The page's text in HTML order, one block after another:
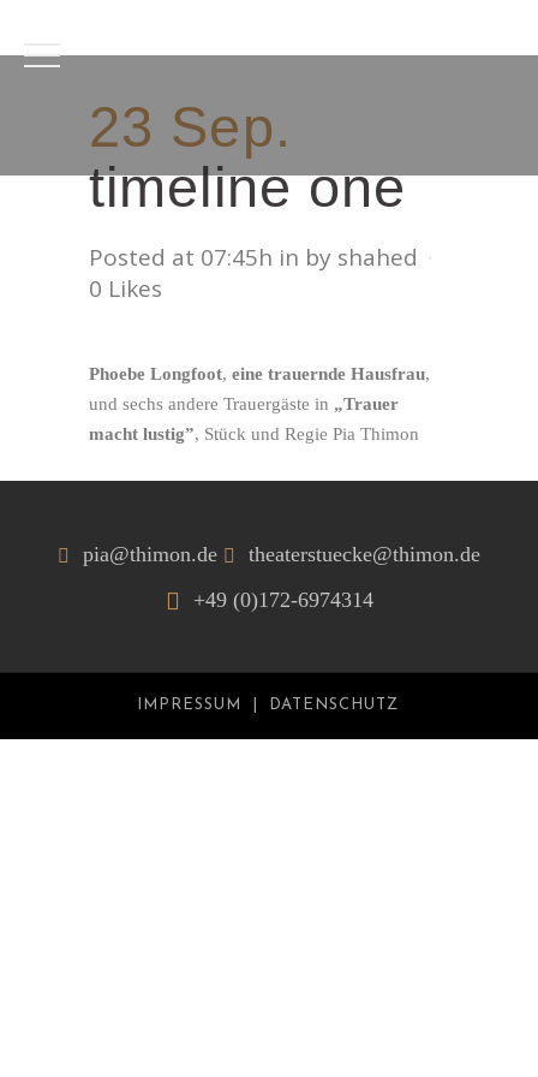
23 Sep.
timeline one
Posted at 07:45h in by shahed
0 Likes
Phoebe Longfoot, eine trauernde Hausfrau,
und sechs andere Trauergäste in „Trauer
macht lustig”, Stück und Regie Pia Thimon
pia@thimon.de
theaterstuecke@thimon.de
+49 (0)172-6974314
IMPRESSUM DATENSCHUTZ